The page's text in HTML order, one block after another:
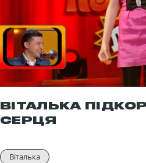
ВІТАЛЬКА
СЕРЦЯ
Віталька